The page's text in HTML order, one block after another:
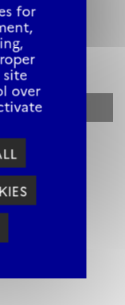
for
over